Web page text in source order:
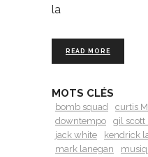
la
READ MORE
MOTS CLÉS
bomb squad curtis
downtempo
gil scott
jack white
kendrick
mark lanegan